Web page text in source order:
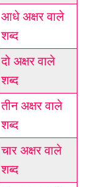
आधे अक्षर वाले
शब्द
दो अक्षर वाले
शब्द
तीन अक्षर वाले
शब्द
चार अक्षर वाले
शब्द